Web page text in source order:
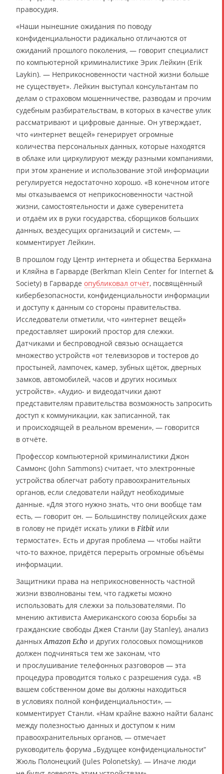
правосудия.
«Наши нынешние ожидания по поводу
конфиденциальности радикально отличаются от
ожиданий прошлого поколения, — говорит специалист
по компьютерной криминалистике Эрик Лейкин (Erik
Laykin). — Неприкосновенности частной жизни больше
не существует». Лейкин выступал консультантам по
делам о страховом мошенничестве, разводам и прочим
судебным разбирательствам, в которых в качестве улик
рассматривают и цифровые данные. Он утверждает,
что «интернет вещей» генерирует огромные
количества персональных данных, которые находятся
в облаке или циркулируют между разными компаниями,
при этом хранение и использование этой информации
регулируется недостаточно хорошо. «В конечном итоге
мы отказываемся от неприкосновенности частной
жизни, самостоятельности и даже суверенитета
и отдаём их в руки государства, сборщиков больших
данных, вездесущих организаций и систем», —
комментирует Лейкин.
В прошлом году Центр интернета и общества Беркмана
и Кляйна в Гарварде (Berkman Klein Center for Internet &
Society) в Гарварде опубликовал отчёт, посвящённый
кибербезопасности, конфиденциальности информации
и доступу к данным со стороны правительства.
Исследователи отметили, что «интернет вещей»
предоставляет широкий простор для слежки.
Датчиками и беспроводной связью оснащается
множество устройств «от телевизоров и тостеров до
простыней, лампочек, камер, зубных щёток, дверных
замков, автомобилей, часов и других носимых
устройств». «Аудио- и видеодатчики дают
представителям правительства возможность запросить
доступ к коммуникации, как записанной, так
и происходящей в реальном времени», — говорится
в отчёте.
Профессор компьютерной криминалистики Джон
Саммонс (John Sammons) считает, что электронные
устройства облегчат работу правоохранительных
органов, если следователи найдут необходимые
данные. «Для этого нужно знать, что они вообще там
есть, — говорит он. — Большинству полицейских даже
в голову не придёт искать улики в Fitbit или
термостате». Есть и другая проблема — чтобы найти
что-то важное, придётся перерыть огромные объёмы
информации.
Защитники права на неприкосновенность частной
жизни взволнованы тем, что гаджеты можно
использовать для слежки за пользователями. По
мнению активиста Американского союза борьбы за
гражданские свободы Джея Станли (Jay Stanley), анализ
данныхAmazon Echo и других голосовых помощников
должен подчиняться тем же законам, что
и прослушивание телефонных разговоров — эта
процедура проводится только с разрешения суда. «В
вашем собственном доме вы должны находиться
в условиях полной конфиденциальности», —
комментирует Станли. «Нам крайне важно найти баланс
между полезностью данных и доступом к ним
правоохранительных органов, — отмечает
руководитель форума „Будущее конфиденциальности“
Жюль Полонецкий (Jules Polonetsky). — Иначе люди